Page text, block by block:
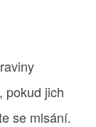
pokud jich
se mlsání.